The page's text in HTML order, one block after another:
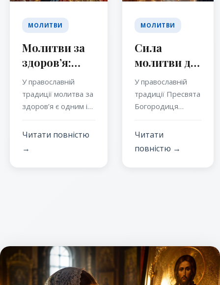
МОЛИТВИ
Молитви за
здоров’я:
духовна сила
православної
традиції
У православній
традиції молитва за
здоров’я є одним із
християнської
здоров’я
звершуються як за
фізичне, так і за
Читати повністю
→
МОЛИТВИ
Сила
молитви до
Пресвятої
Богородиці
за здоров’я
У православній
традиції Пресвята
Богородиця
місце як
Заступниця і Мати
хвороб душі й
тіла. Молитва до
Пресвятої
Читати
повністю →